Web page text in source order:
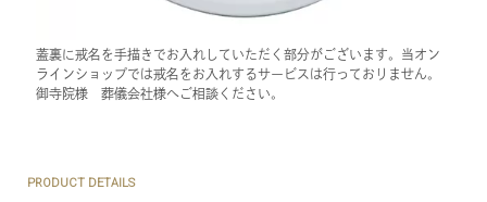
蓋裏に戒名を手描きでお入れしていただく部分がございます。当オン
ラインショップでは戒名をお入れするサービスは行っておりません。
御寺院様 葬儀会社様へご相談ください。
PRODUCT DETAILS